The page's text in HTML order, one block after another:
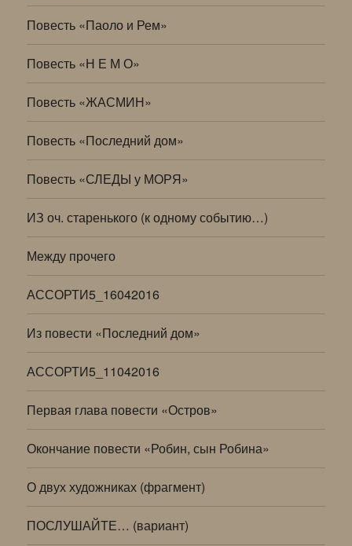
Повесть «Паоло и Рем»
Повесть «Н Е М О»
Повесть «ЖАСМИН»
Повесть «Последний дом»
Повесть «СЛЕДЫ у МОРЯ»
ИЗ оч. старенького (к одному событию…)
Между прочего
АССОРТИ5_16042016
Из повести «Последний дом»
АССОРТИ5_11042016
Первая глава повести «Остров»
Окончание повести «Робин, сын Робина»
О двух художниках (фрагмент)
ПОСЛУШАЙТЕ… (вариант)